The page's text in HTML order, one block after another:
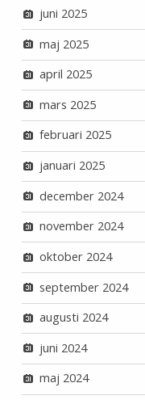
juni 2025
maj 2025
april 2025
mars 2025
februari 2025
januari 2025
december 2024
november 2024
oktober 2024
september 2024
augusti 2024
juni 2024
maj 2024